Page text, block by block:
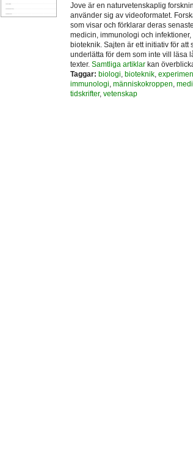
Jove är en naturvetenskaplig
använder sig av videoformatet.
som visar och förklarar deras
medicin, immunologi och
bioteknik. Sajten är ett initiativ för att
underlätta för dem som inte vill läsa
texter. Samtliga artiklarkan
Taggar: biologi, bioteknik,
immunologi, människokroppen,
tidskrifter, vetenskap